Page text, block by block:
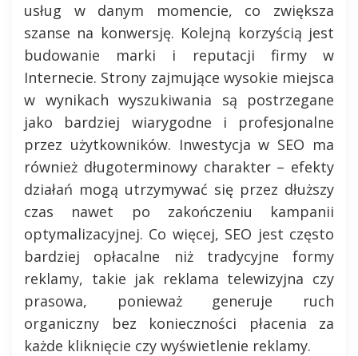
usług w danym momencie, co zwiększa
szanse na konwersję. Kolejną korzyścią jest
budowanie marki i reputacji firmy w
Internecie. Strony zajmujące wysokie miejsca
w wynikach wyszukiwania są postrzegane
jako bardziej wiarygodne i profesjonalne
przez użytkowników. Inwestycja w SEO ma
również długoterminowy charakter – efekty
działań mogą utrzymywać się przez dłuższy
czas nawet po zakończeniu kampanii
optymalizacyjnej. Co więcej, SEO jest często
bardziej opłacalne niż tradycyjne formy
reklamy, takie jak reklama telewizyjna czy
prasowa, ponieważ generuje ruch
organiczny bez konieczności płacenia za
każde kliknięcie czy wyświetlenie reklamy.